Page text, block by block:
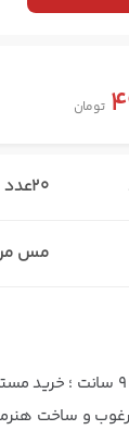
تومان
20عدد
مس
ارتفاع: حدود 9 سانت
و ساخت